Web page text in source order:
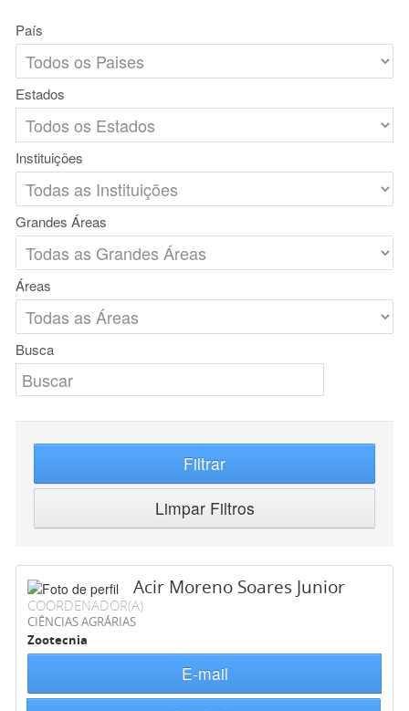
País
Estados
Instituições
Grandes Áreas
Áreas
Busca
Filtrar
Limpar Filtros
Acir Moreno Soares Junior
COORDENADOR(A)
CIÊNCIAS AGRÁRIAS
Zootecnia
E-mail